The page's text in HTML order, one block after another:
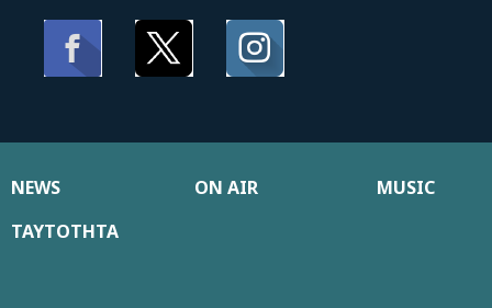
NEWS ON AIR
MUSIC
ΤΑΥΤΟΤΗΤΑ